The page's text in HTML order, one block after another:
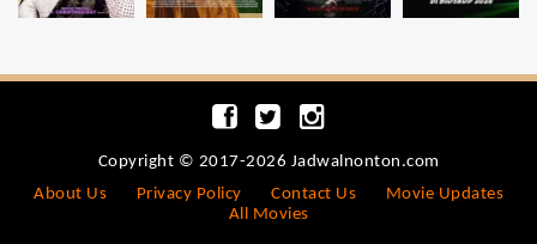
Copyright © 2017-2026 Jadwalnonton.com
About Us
Privacy Policy Contact Us
Movie Updates
All Movies